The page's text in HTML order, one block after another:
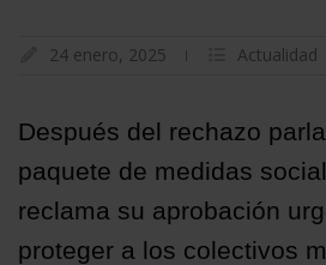
24 enero, 2025 Actualidad
Después del rechazo
paquete de medidas
reclama su aprobación
proteger a los colectivos